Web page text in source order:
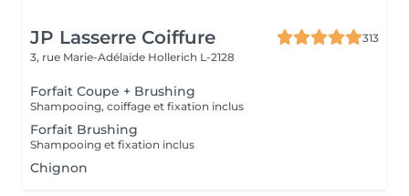
JP Lasserre Coiffure
313
3, rue Marie-Adélaïde Hollerich L-2128
Forfait Coupe + Brushing
Shampooing, coiffage et fixation inclus
Forfait Brushing
Shampooing et fixation inclus
Chignon